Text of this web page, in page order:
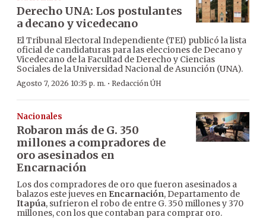
Derecho UNA: Los postulantes
a decano y vicedecano
El Tribunal Electoral Independiente (TEI) publicó la lista
oficial de candidaturas para las elecciones de Decano y
Vicedecano de la Facultad de Derecho y Ciencias
Sociales de la Universidad Nacional de Asunción (UNA).
Agosto 7, 2026 10:35 p. m. · Redacción ÚH
Nacionales
Robaron más de G. 350
millones a compradores de
oro asesinados en
Encarnación
Los dos compradores de oro que fueron asesinados a
balazos este jueves en Encarnación, Departamento de
Itapúa, sufrieron el robo de entre G. 350 millones y 370
millones, con los que contaban para comprar oro.